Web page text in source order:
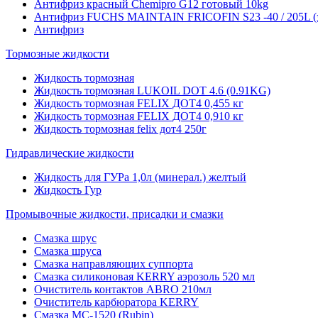
Антифриз красный Chemipro G12 готовый 10kg
Антифриз FUCHS MAINTAIN FRICOFIN S23 -40 / 205L
Антифриз
Тормозные жидкости
Жидкость тормозная
Жидкость тормозная LUKOIL DOT 4.6 (0.91KG)
Жидкость тормозная FELIX ДОТ4 0,455 кг
Жидкость тормозная FELIX ДОТ4 0,910 кг
Жидкость тормозная felix дот4 250г
Гидравлические жидкости
Жидкость для ГУРа 1,0л (минерал.) желтый
Жидкость Гур
Промывочные жидкости, присадки и смазки
Смазка шрус
Смазка шруса
Смазка направляющих суппорта
Смазка силиконовая KERRY аэрозоль 520 мл
Очиститель контактов ABRO 210мл
Очиститель карбюратора KERRY
Смазка МС-1520 (Rubin)